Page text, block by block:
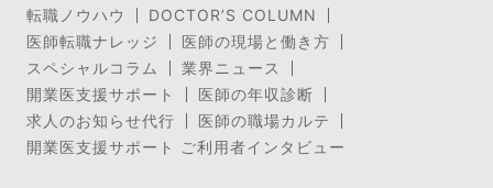
転職ノウハウ
DOCTOR’S COLUMN
医師転職ナレッジ
医師の現場と働き方
スペシャルコラム
業界ニュース
開業医支援サポート
医師の年収診断
求人のお知らせ代行
医師の職場カルテ
開業医支援サポート ご利用者インタビュー